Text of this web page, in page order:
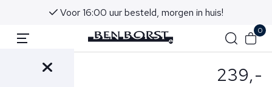
Voor 16:00 uur besteld, morgen in huis!
0
- Riem Grijs 239,-